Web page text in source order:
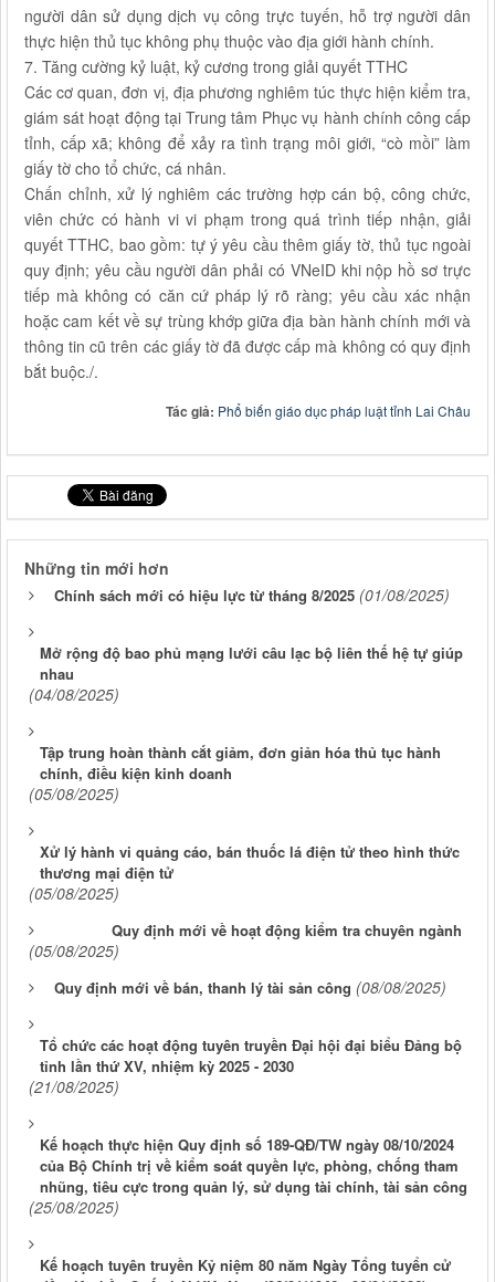
người dân sử dụng dịch vụ công trực tuyến, hỗ trợ người dân
thực hiện thủ tục không phụ thuộc vào địa giới hành chính.
7. Tăng cường kỷ luật, kỷ cương trong giải quyết TTHC
Các cơ quan, đơn vị, địa phương nghiêm túc thực hiện kiểm tra,
giám sát hoạt động tại Trung tâm Phục vụ hành chính công cấp
tỉnh, cấp xã; không để xảy ra tình trạng môi giới, “cò mồi” làm
giấy tờ cho tổ chức, cá nhân.
Chấn chỉnh, xử lý nghiêm các trường hợp cán bộ, công chức,
viên chức có hành vi vi phạm trong quá trình tiếp nhận, giải
quyết TTHC, bao gồm: tự ý yêu cầu thêm giấy tờ, thủ tục ngoài
quy định; yêu cầu người dân phải có VNeID khi nộp hồ sơ trực
tiếp mà không có căn cứ pháp lý rõ ràng; yêu cầu xác nhận
hoặc cam kết về sự trùng khớp giữa địa bàn hành chính mới và
thông tin cũ trên các giấy tờ đã được cấp mà không có quy định
bắt buộc./.
Tác giả: Phổ biến giáo dục pháp luật tỉnh Lai Châu
Những tin mới hơn
Chính sách mới có hiệu lực từ tháng 8/2025 (01/08/2025)
Mở rộng độ bao phủ mạng lưới câu lạc bộ liên thế hệ tự giúp
nhau
(04/08/2025)
Tập trung hoàn thành cắt giảm, đơn giản hóa thủ tục hành
chính, điều kiện kinh doanh
(05/08/2025)
Xử lý hành vi quảng cáo, bán thuốc lá điện tử theo hình thức
thương mại điện tử
(05/08/2025)
Quy định mới về hoạt động kiểm tra chuyên ngành
(05/08/2025)
Quy định mới về bán, thanh lý tài sản công (08/08/2025)
Tổ chức các hoạt động tuyên truyền Đại hội đại biểu Đảng bộ
tỉnh lần thứ XV, nhiệm kỳ 2025 - 2030
(21/08/2025)
Kế hoạch thực hiện Quy định số 189-QĐ/TW ngày 08/10/2024
của Bộ Chính trị về kiểm soát quyền lực, phòng, chống tham
nhũng, tiêu cực trong quản lý, sử dụng tài chính, tài sản công
(25/08/2025)
Kế hoạch tuyên truyền Kỷ niệm 80 năm Ngày Tổng tuyển cử